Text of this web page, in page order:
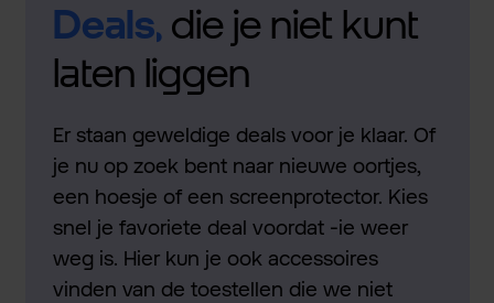
Deals,die je niet kunt
laten liggen
Er staan geweldige deals voor je klaar. Of
je nu op zoek bent naar nieuwe oortjes,
een hoesje of een screenprotector. Kies
snel je favoriete deal voordat -ie weer
weg is. Hier kun je ook accessoires
vinden van de toestellen die we niet